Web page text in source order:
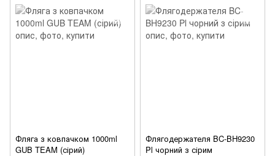
Фляга з ковпачком 1000ml
GUB TEAM (сірий)
Флягодержателя BC-BH9230
Pl чорний з сірим